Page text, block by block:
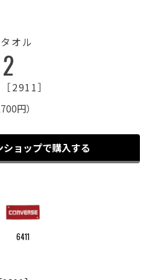
オル
［2911］
円）
ショップで購入する
6411